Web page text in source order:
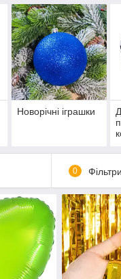
Новорічні іграшки
0 Фільтри